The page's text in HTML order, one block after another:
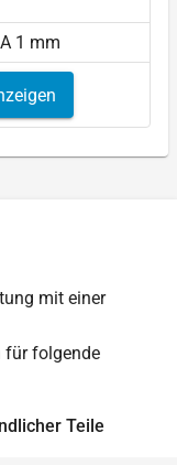
1 mm
mit einer
für folgende
Teile